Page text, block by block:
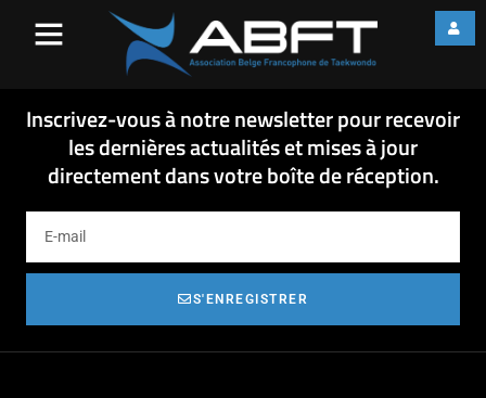
REPRESENTATIVITE
18-11-05 - REPRESENTATIVITE
Inscrivez-vous à notre newsletter pour recevoir
les dernières actualités et mises à jour
directement dans votre boîte de réception.
S'ENREGISTRER